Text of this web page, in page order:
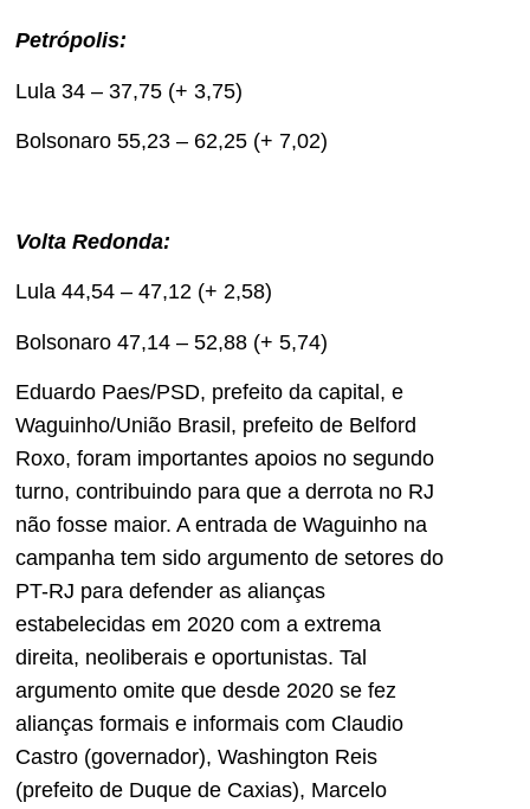
Petrópolis:
Lula 34 – 37,75 (+ 3,75)
Bolsonaro 55,23 – 62,25 (+ 7,02)
Volta Redonda:
Lula 44,54 – 47,12 (+ 2,58)
Bolsonaro 47,14 – 52,88 (+ 5,74)
Eduardo Paes/PSD, prefeito da capital, e
Waguinho/União Brasil, prefeito de Belford
Roxo, foram importantes apoios no segundo
turno, contribuindo para que a derrota no RJ
não fosse maior. A entrada de Waguinho na
campanha tem sido argumento de setores do
PT-RJ para defender as alianças
estabelecidas em 2020 com a extrema
direita, neoliberais e oportunistas. Tal
argumento omite que desde 2020 se fez
alianças formais e informais com Claudio
Castro (governador), Washington Reis
(prefeito de Duque de Caxias), Marcelo